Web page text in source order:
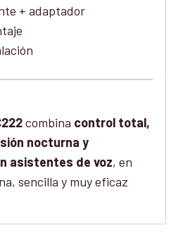
+ adaptador
combina control total,
nocturna y
asistentes de voz, en
sencilla y muy eficaz